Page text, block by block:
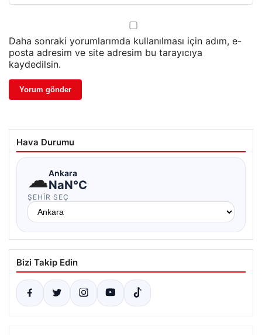
Daha sonraki yorumlarımda kullanılması için adım, e-
posta adresim ve site adresim bu tarayıcıya
kaydedilsin.
Hava Durumu
☁Ankara
NaN°C
ŞEHIR SEÇ
Bizi Takip Edin